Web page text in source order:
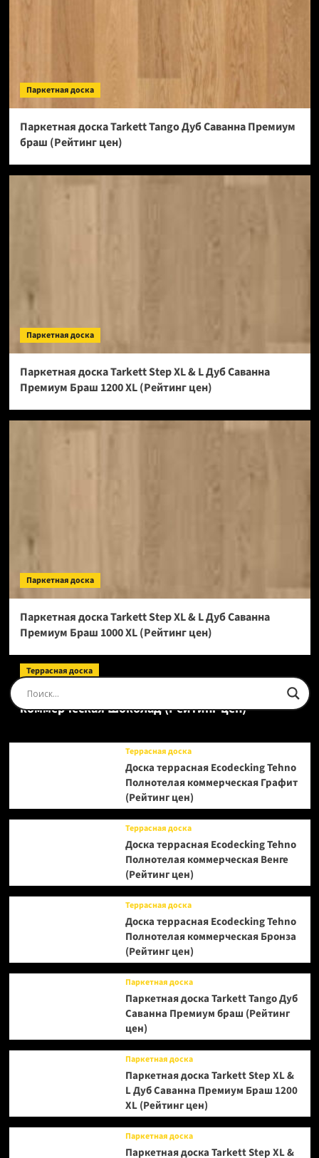
Паркетная доска
Паркетная доска Tarkett Tango Дуб Саванна Премиум
браш (Рейтинг цен)
Паркетная доска
Паркетная доска Tarkett Step XL & L Дуб Саванна
Премиум Браш 1200 XL (Рейтинг цен)
Паркетная доска
Паркетная доска Tarkett Step XL & L Дуб Саванна
Премиум Браш 1000 XL (Рейтинг цен)
Террасная доска
Доска террасная Ecodecking Tehno Полнотелая
коммерческая Шоколад (Рейтинг цен)
Террасная доска
Доска террасная Ecodecking Tehno
Полнотелая коммерческая Графит
(Рейтинг цен)
Террасная доска
Доска террасная Ecodecking Tehno
Полнотелая коммерческая Венге
(Рейтинг цен)
Террасная доска
Доска террасная Ecodecking Tehno
Полнотелая коммерческая Бронза
(Рейтинг цен)
Паркетная доска
Паркетная доска Tarkett Tango Дуб
Саванна Премиум браш (Рейтинг
цен)
Паркетная доска
Паркетная доска Tarkett Step XL &
L Дуб Саванна Премиум Браш 1200
XL (Рейтинг цен)
Паркетная доска
Паркетная доска Tarkett Step XL &